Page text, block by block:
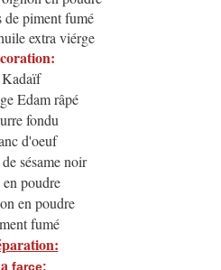
de piment fumé
extra viérge
Edam râpé
fondu
d'oeuf
sésame noir
poudre
en poudre
fumé
farce: